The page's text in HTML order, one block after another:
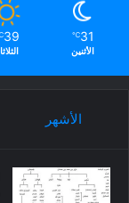
31
℃
الأثنين
39
الأشهر